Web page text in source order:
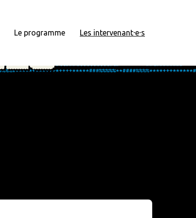
Le programme Les intervenant⸱e⸱s